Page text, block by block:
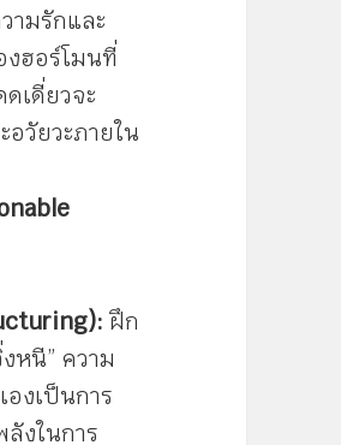
ามรักและ
งฮอร์โมนที่
เดี่ยวจะ
วัยวะภายใน
ฝึก
หนี” ความ
งเป็นการ
ลังในการ